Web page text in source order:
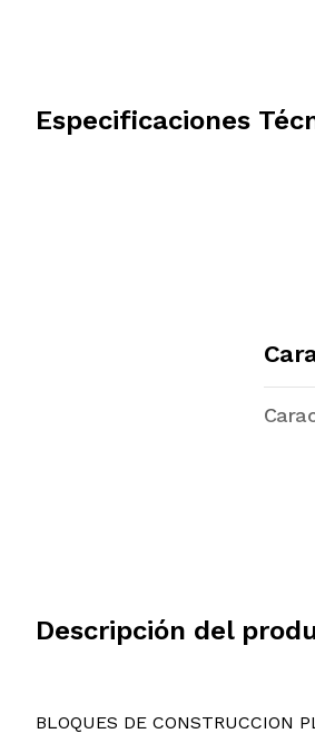
Especificaciones
Descripción del
BLOQUES DE CONSTRUCCION